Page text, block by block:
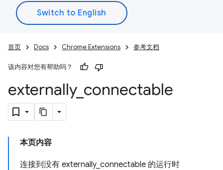
首页 Docs Chrome Extensions 参考文档
该内容对您有帮助吗？
externally_ connectable
本页内容
连接到没有 externally_connectable 的运行时